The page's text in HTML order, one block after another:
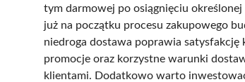
tym darmowej po osiągnięciu
już na początku procesu zakupowego
niedroga dostawa poprawia
promocje oraz korzystne warunki
klientami. Dodatkowo warto